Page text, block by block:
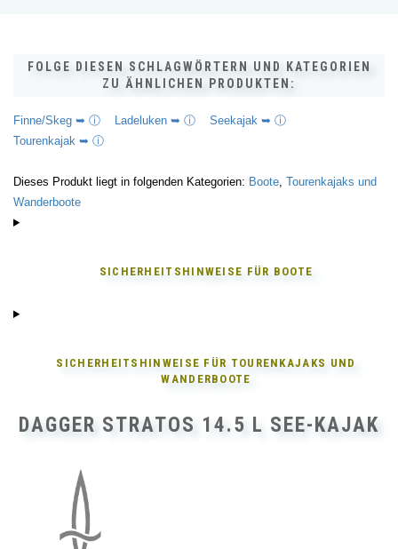
FOLGE DIESEN SCHLAGWÖRTERN UND KATEGORIEN
ZU ÄHNLICHEN PRODUKTEN:
Finne/Skeg ➥ ⓘ Ladeluken ➥ ⓘ Seekajak ➥ ⓘ
Tourenkajak ➥ ⓘ
Dieses Produkt liegt in folgenden Kategorien: Boote, Tourenkajaks und
Wanderboote
SICHERHEITSHINWEISE FÜR BOOTE
SICHERHEITSHINWEISE FÜR TOURENKAJAKS UND
WANDERBOOTE
DAGGER STRATOS 14.5 L SEE-KAJAK